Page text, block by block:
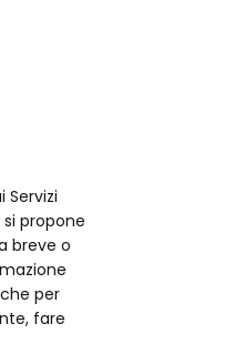
Servizi
propone
breve o
per
fare